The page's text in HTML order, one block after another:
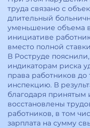
труда связано с
длительный
уменьшение объема
инициативе
вместо полной
В Роструде
индикаторам риска
права работников до
инспекцию. В
благодаря принятым
восстановлены
работников, в том
зарплата на сумму